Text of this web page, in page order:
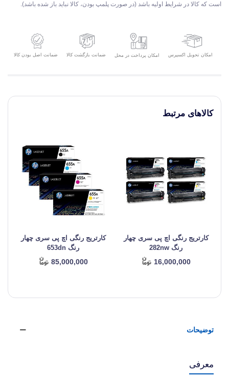
است که کالا در شرایط اولیه باشد (در صورت پلمپ بودن، کالا نباید باز شده باشد).
امکان تحویل اکسپرس امکان پرداخت در محل ضمانت بازگشت کالا ضمانت اصل بودن کالا
کالاهای مرتبط
کارتریج رنگی اچ پی سری چهار
رنگ 282nw
16,000,000
کارتریج رنگی اچ پی سری چهار
رنگ 653dn
85,000,000
توضیحات
معرفی